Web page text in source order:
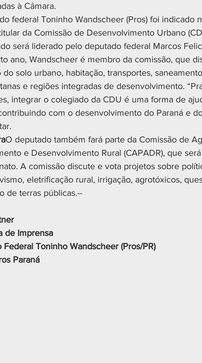
à Câmara.
federal Toninho Wandscheer (Pros) foi indicado
da Comissão de Desenvolvimento Urbano
será liderado pelo deputado federal Marcos
ano, Wandscheer é membro da comissão, que
do solo urbano, habitação, transportes,
e regiões integradas de desenvolvimento.
integrar o colegiado da CDU é uma forma de
com o desenvolvimento do Paraná e
O deputado também fará parte da Comissão de
e Desenvolvimento Rural (CAPADR), que
A comissão discute e vota projetos sobre
eletrificação rural, irrigação, agrotóxicos,
de terras públicas.--
de Imprensa
Federal Toninho Wandscheer (Pros/PR)
Paraná